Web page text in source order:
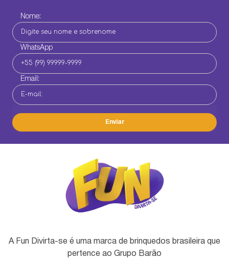
Nome:
WhatsApp
Email:
Enviar
A Fun Divirta-se é uma marca de brinquedos brasileira que
pertence ao Grupo Barão